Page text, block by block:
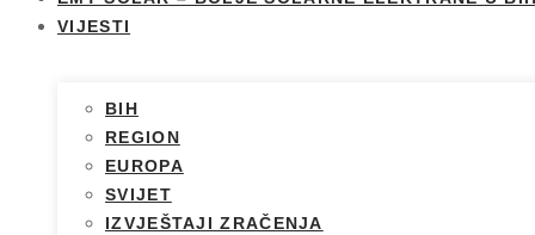
VIJESTI
BIH
REGION
EUROPA
SVIJET
IZVJEŠTAJI ZRAČENJA